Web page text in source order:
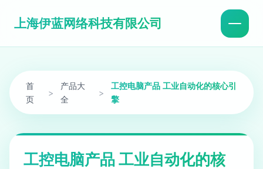
上海伊蓝网络科技有限公司
首
页
>
产品大
全
>
工控电脑产品 工业自动化的核心引
擎
工控电脑产品 工业自动化的核